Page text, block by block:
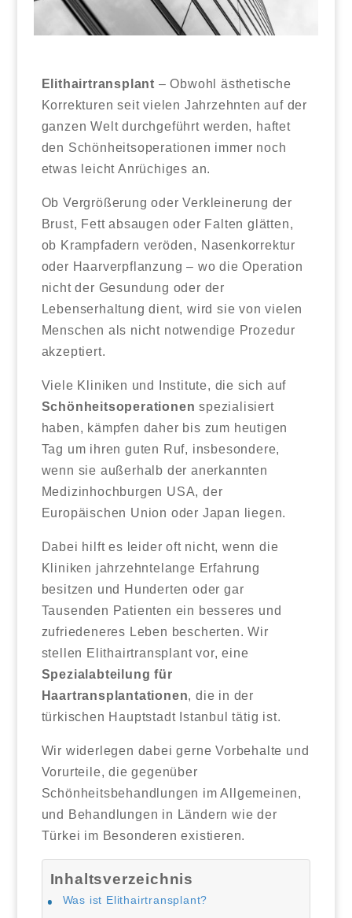
Elithairtransplant – Obwohl ästhetische
Korrekturen seit vielen Jahrzehnten auf der
ganzen Welt durchgeführt werden, haftet
den Schönheitsoperationen immer noch
etwas leicht Anrüchiges an.
Ob Vergrößerung oder Verkleinerung der
Brust, Fett absaugen oder Falten glätten,
ob Krampfadern veröden, Nasenkorrektur
oder Haarverpflanzung – wo die Operation
nicht der Gesundung oder der
Lebenserhaltung dient, wird sie von vielen
Menschen als nicht notwendige Prozedur
akzeptiert.
Viele Kliniken und Institute, die sich auf
Schönheitsoperationen spezialisiert
haben, kämpfen daher bis zum heutigen
Tag um ihren guten Ruf, insbesondere,
wenn sie außerhalb der anerkannten
Medizinhochburgen USA, der
Europäischen Union oder Japan liegen.
Dabei hilft es leider oft nicht, wenn die
Kliniken jahrzehntelange Erfahrung
besitzen und Hunderten oder gar
Tausenden Patienten ein besseres und
zufriedeneres Leben bescherten. Wir
stellen Elithairtransplant vor, eine
Spezialabteilung für
Haartransplantationen, die in der
türkischen Hauptstadt Istanbul tätig ist.
Wir widerlegen dabei gerne Vorbehalte und
Vorurteile, die gegenüber
Schönheitsbehandlungen im Allgemeinen,
und Behandlungen in Ländern wie der
Türkei im Besonderen existieren.
Inhaltsverzeichnis
Was ist Elithairtransplant?